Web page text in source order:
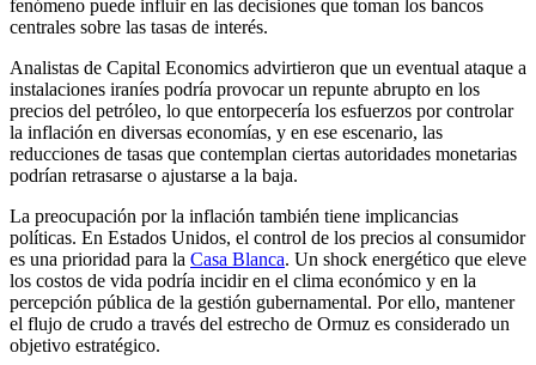
fenómeno puede influir en las decisiones que toman los bancos
centrales sobre las tasas de interés.
Analistas de Capital Economics advirtieron que un eventual ataque a
instalaciones iraníes podría provocar un repunte abrupto en los
precios del petróleo, lo que entorpecería los esfuerzos por controlar
la inflación en diversas economías, y en ese escenario, las
reducciones de tasas que contemplan ciertas autoridades monetarias
podrían retrasarse o ajustarse a la baja.
La preocupación por la inflación también tiene implicancias
políticas. En Estados Unidos, el control de los precios al consumidor
es una prioridad para la Casa Blanca. Un shock energético que eleve
los costos de vida podría incidir en el clima económico y en la
percepción pública de la gestión gubernamental. Por ello, mantener
el flujo de crudo a través del estrecho de Ormuz es considerado un
objetivo estratégico.